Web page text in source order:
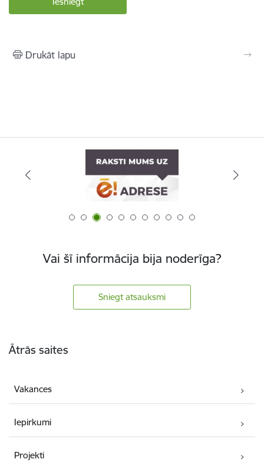
Drukāt lapu
Vai šī informācija bija noderīga?
Sniegt atsauksmi
Ātrās saites
Vakances
Iepirkumi
Projekti